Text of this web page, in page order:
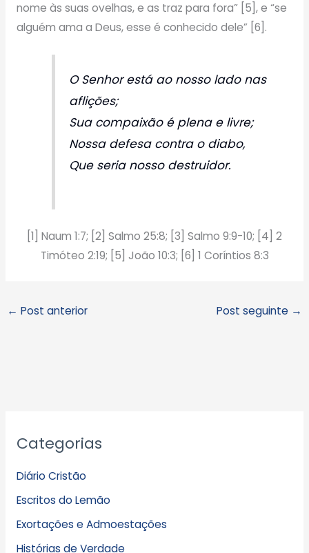
nome às suas ovelhas, e as traz para fora” [5], e “se
alguém ama a Deus, esse é conhecido dele” [6].
O Senhor está ao nosso lado nas
aflições;
Sua compaixão é plena e livre;
Nossa defesa contra o diabo,
Que seria nosso destruidor.
[1] Naum 1:7; [2] Salmo 25:8; [3] Salmo 9:9-10; [4] 2
Timóteo 2:19; [5] João 10:3; [6] 1 Coríntios 8:3
← Post anterior Post seguinte →
Categorias
Diário Cristão
Escritos do Lemão
Exortações e Admoestações
Histórias de Verdade
r
i
v
o